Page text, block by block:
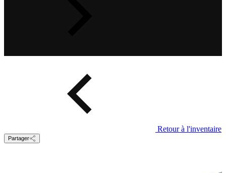
Retour à l'inventaire
Partager